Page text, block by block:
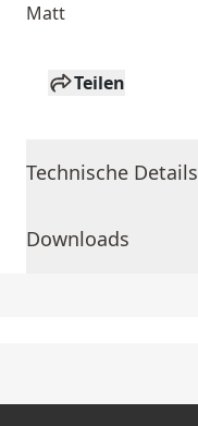
Matt
Teilen
Technische Details
Downloads